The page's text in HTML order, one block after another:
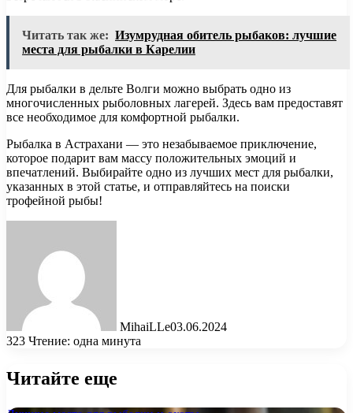
Читать так же: Изумрудная обитель рыбаков: лучшие
места для рыбалки в Карелии
Для рыбалки в дельте Волги можно выбрать одно из
многочисленных рыболовных лагерей. Здесь вам предоставят
все необходимое для комфортной рыбалки.
Рыбалка в Астрахани — это незабываемое приключение,
которое подарит вам массу положительных эмоций и
впечатлений. Выбирайте одно из лучших мест для рыбалки,
указанных в этой статье, и отправляйтесь на поиски
трофейной рыбы!
MihaiLLe03.06.2024
323 Чтение: одна минута
Читайте еще